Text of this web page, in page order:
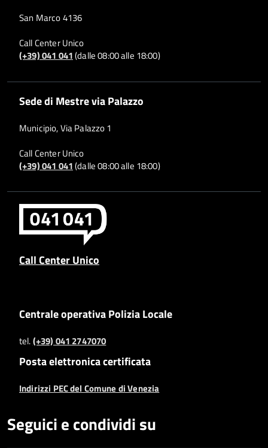
San Marco 4136
Call Center Unico
(+39) 041 041(dalle 08:00 alle 18:00)
Sede di Mestre via Palazzo
Municipio, Via Palazzo 1
Call Center Unico
(+39) 041 041(dalle 08:00 alle 18:00)
Call Center Unico
Centrale operativa Polizia Locale
tel.(+39) 041 2747070
Posta elettronica certificata
Indirizzi PEC del Comune di Venezia
Seguici e condividi su